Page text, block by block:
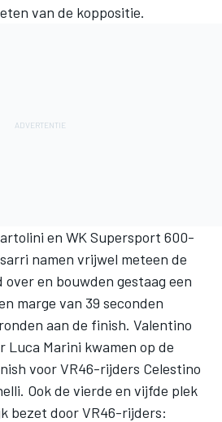
van de koppositie.
en WK Supersport 600-
namen vrijwel meteen de
en bouwden gestaag een
marge van 39 seconden
aan de finish. Valentino
Luca Marini kwamen op de
voor VR46-rijders Celestino
Ook de vierde en vijfde plek
bezet door VR46-rijders: